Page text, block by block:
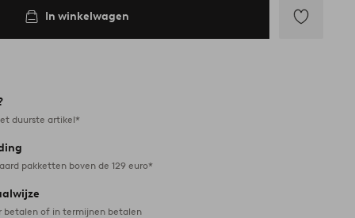
In winkelwagen
duurste artikel*
pakketten boven de 129 euro*
betalen of in termijnen betalen